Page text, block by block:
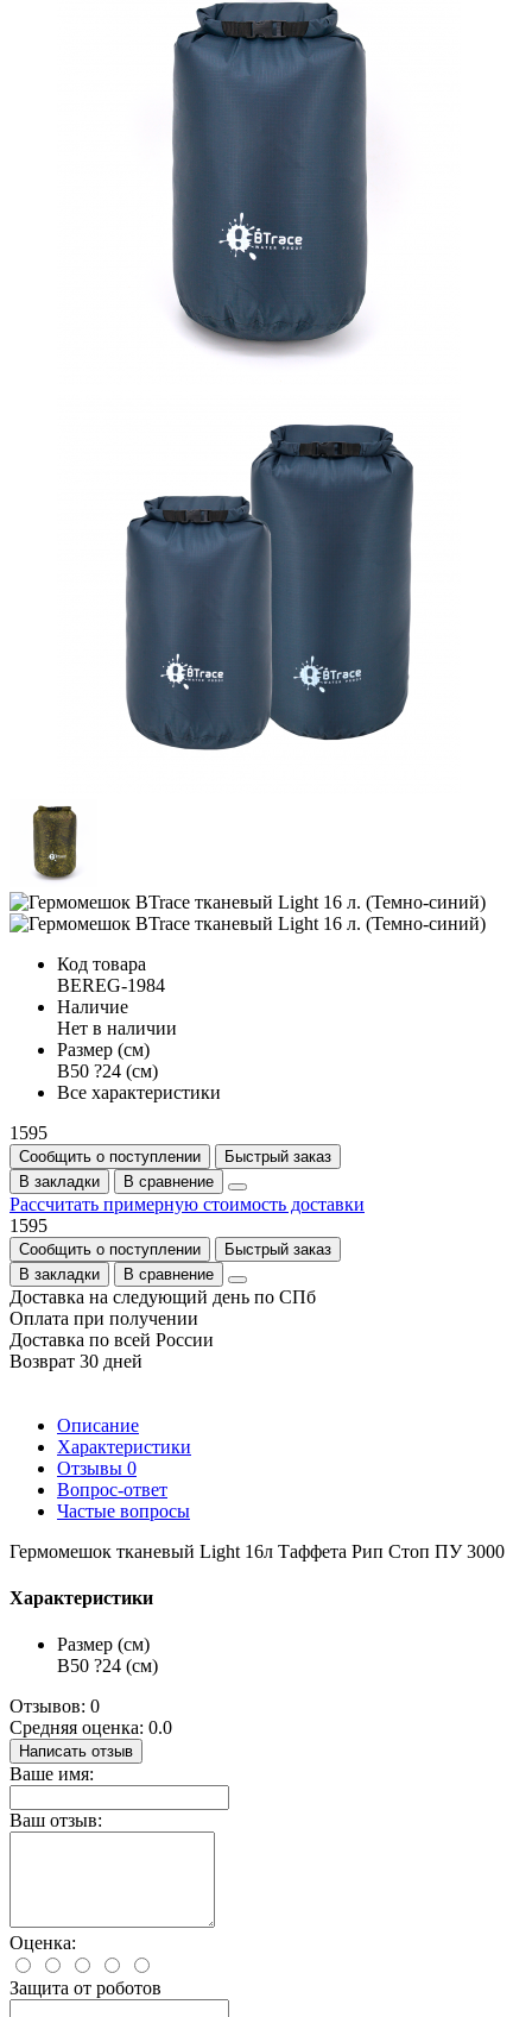
Код товара
BEREG-1984
Наличие
Нет в наличии
Размер (см)
В50 ?24 (см)
Все характеристики
1595
Сообщить о поступлении
Быстрый заказ
В закладки
В сравнение
Рассчитать примерную стоимость доставки
1595
Сообщить о поступлении
Быстрый заказ
В закладки
В сравнение
Доставка на следующий день по СПб
Оплата при получении
Доставка по всей России
Возврат 30 дней
Описание
Характеристики
Отзывы 0
Вопрос-ответ
Частые вопросы
Гермомешок тканевый Light 16л Таффета Рип Стоп ПУ 3000
Характеристики
Размер (см)
В50 ?24 (см)
Отзывов: 0
Средняя оценка: 0.0
Написать отзыв
Ваше имя:
Ваш отзыв:
Оценка:
Защита от роботов